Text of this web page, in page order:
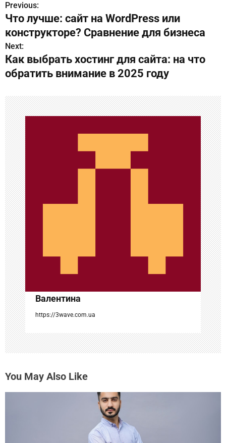
Н
а
в
и
а
ц
и
я
п
о
з
а
п
и
с
я
м
Previous:
Что лучше: сайт на WordPress или
конструкторе? Сравнение для бизнеса
Next:
Как выбрать хостинг для сайта: на что
обратить внимание в 2025 году
Валентина
https://3wave.com.ua
You May Also Like